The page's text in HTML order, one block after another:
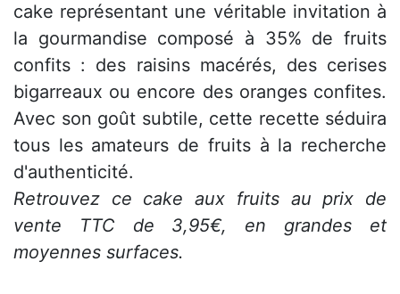
cake représentant une véritable invitation à
la gourmandise composé à 35% de fruits
confits : des raisins macérés, des cerises
bigarreaux ou encore des oranges confites.
Avec son goût subtile, cette recette séduira
tous les amateurs de fruits à la recherche
d'authenticité.
Retrouvez ce cake aux fruits au prix de
vente TTC de 3,95€, en grandes et
moyennes surfaces.